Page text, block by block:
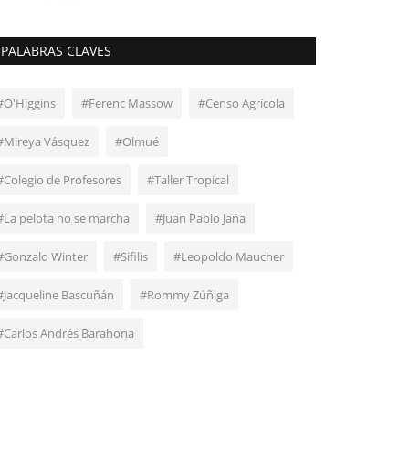
PALABRAS CLAVES
#Ferenc Massow #Censo Agrícola
Vásquez #Olmué
de Profesores #Taller Tropical
pelota no se marcha #Juan Pablo Jaña
Winter #Sifilis #Leopoldo Maucher
Bascuñán #Rommy Zúñiga
Andrés Barahona